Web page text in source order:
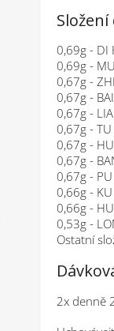
0,69g - DI
0,69g -
0,67g -
0,67g -
0,67g -
0,67g -
0,67g -
0,67g -
0,67g -
0,66g -
0,66g -
0,53g -
Ostatní
2x denně